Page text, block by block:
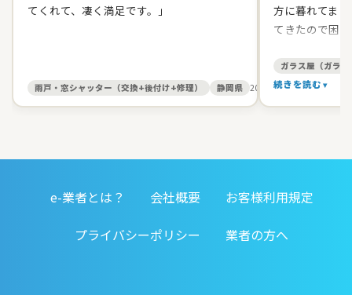
てくれて、凄く満足です。」
雨戸・窓シャッター（交換+後付け+修理） 静岡県 2026/05/27
方に暮れてま
てきたので困
た。 有償でし
て、バッチリ
す。 信頼出来
ました。開け
務店みたいに
対応してくれ
ガラス屋（ガラ
続きを読む
e-業者とは？ 会社概要
お客様利用規定
プライバシーポリシー
業者の方へ